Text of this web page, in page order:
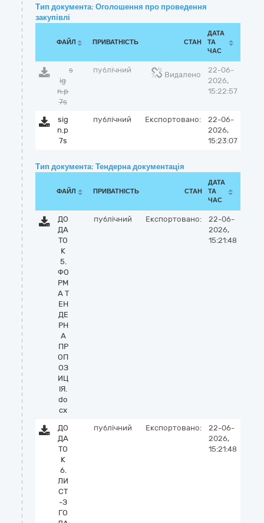
Тип документа: Оголошення про проведення
закупівлі
ФАЙЛ ПРИВАТНІСТЬ СТАН
ДАТА
ТА
ЧАС
s
ig
n.p
7s
публічний
Видалено
22-06-
2026,
15:22:57
sig
n.p
7s
публічний Експортовано:
22-06-
2026,
15:23:07
Тип документа: Тендерна документація
ФАЙЛ ПРИВАТНІСТЬ СТАН
ДАТА
ТА
ЧАС
ДО
ДА
ТО
К
5.
ФО
РМ
А Т
ЕН
ДЕ
РН
А
ПР
ОП
ОЗ
ИЦ
ІЯ.
do
cx
публічний Експортовано:
22-06-
2026,
15:21:48
ДО
ДА
ТО
К
6.
ЛИ
СТ
-З
ГО
публічний Експортовано:
22-06-
2026,
15:21:48